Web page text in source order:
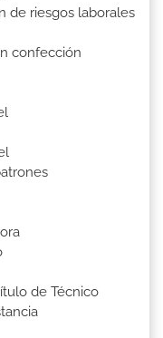
de riesgos laborales
confección
de Técnico